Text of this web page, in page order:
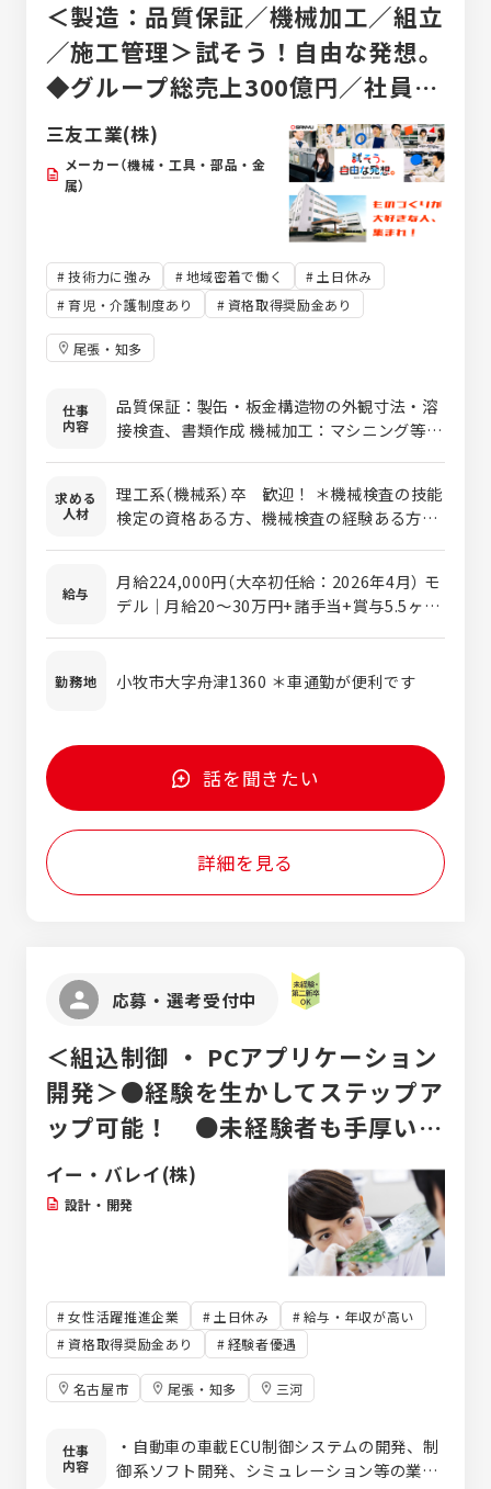
＜製造：品質保証／機械加工／組立
／施工管理＞試そう！自由な発想。
◆グループ総売上300億円／社員数
900名／土日休み／年間休日120
日！
三友工業(株)
メーカー（機械・工具・部品・金
属）
技術力に強み 地域密着で働く
土日休み
育児・介護制度あり
資格取得奨励金あり
尾張・知多
仕事
内容
品質保証：製缶・板金構造物の外観寸法・溶
接検査、書類作成 機械加工：マシニング等プ
電気組立：産業用機械装置の機内配線・制御
盤の組立 施工管理：搬入・据付・試運転まで
の工程管理や安全管理 ーーーー 産機システ
ム事業：プラント装置・防音設備・消音設備
（サイレンサー） 成形機事業（ゴム射出成形
像検査設備を客先の工場へ設置 ※機械器具設
置工事の施工管理技士、有資格者を歓迎して
求める
人材
理工系（機械系）卒 歓迎！ ＊機械検査の技能
検定の資格ある方、機械検査の経験ある方が
で、 仕事に飽きが来ることもなく、日々スキ
ルアップでき資格取得もできる環境です。 コ
ミュニケーション能力のある、積極的に仕事
給与
月給224,000円（大卒初任給：2026年4月） モ
デル｜月給20～30万円+諸手当+賞与5.5ヶ月
＊交通費別途支給します（上限50,000円） ＊
勤務地 小牧市大字舟津1360 ＊車通勤が便利です
話を聞きたい
詳細を見る
応募・選考受付中
＜組込制御 ・ PCアプリケーション
開発＞●経験を生かしてステップア
ップ可能！ ●未経験者も手厚いフ
ォローでスキルアップ！
イー・バレイ(株)
設計・開発
女性活躍推進企業 土日休み
給与・年収が高い
資格取得奨励金あり
経験者優遇
名古屋市 尾張・知多 三河
仕事
内容
・自動車の車載ECU制御システムの開発、制
御系ソフト開発、シミュレーション等の業務